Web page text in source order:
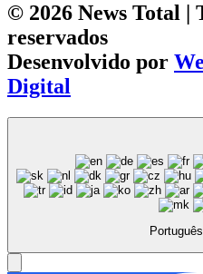
© 2026 News Total |
reservados
Desenvolvido por
Digital